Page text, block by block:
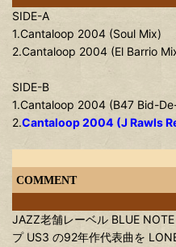
SIDE-A
1.Cantaloop 2004 (Soul Mix)
2.Cantaloop 2004 (El Barrio
SIDE-B
1.Cantaloop 2004 (B47 Bid-
2.Cantaloop 2004 (J Rawls
COMMENT
JAZZ老舗レーベル BLUE
プ US3 の92年作代表曲を